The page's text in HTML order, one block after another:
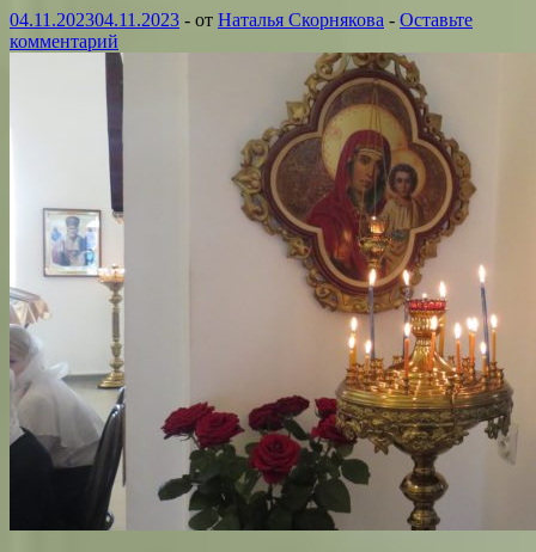
04.11.202304.11.2023 - от Наталья Скорнякова - Оставьте
комментарий